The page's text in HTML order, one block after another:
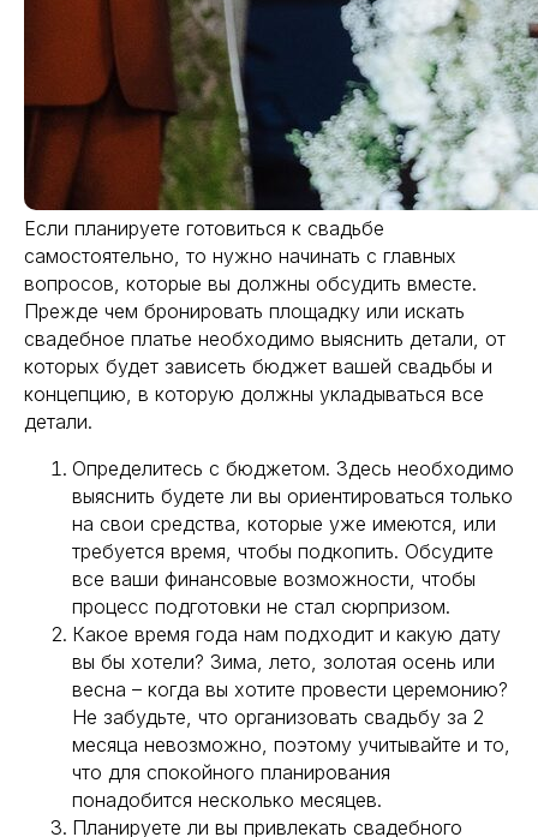
Если планируете готовиться к свадьбе
самостоятельно, то нужно начинать с главных
вопросов, которые вы должны обсудить вместе.
Прежде чем бронировать площадку или искать
свадебное платье необходимо выяснить детали, от
которых будет зависеть бюджет вашей свадьбы и
концепцию, в которую должны укладываться все
детали.
Определитесь с бюджетом. Здесь необходимо
выяснить будете ли вы ориентироваться только
на свои средства, которые уже имеются, или
требуется время, чтобы подкопить. Обсудите
все ваши финансовые возможности, чтобы
процесс подготовки не стал сюрпризом.
Какое время года нам подходит и какую дату
вы бы хотели? Зима, лето, золотая осень или
весна – когда вы хотите провести церемонию?
Не забудьте, что организовать свадьбу за 2
месяца невозможно, поэтому учитывайте и то,
что для спокойного планирования
понадобится несколько месяцев.
Планируете ли вы привлекать свадебного